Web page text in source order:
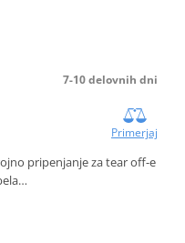
7-10 delovnih dni
Primerjaj
pripenjanje za tear off-e